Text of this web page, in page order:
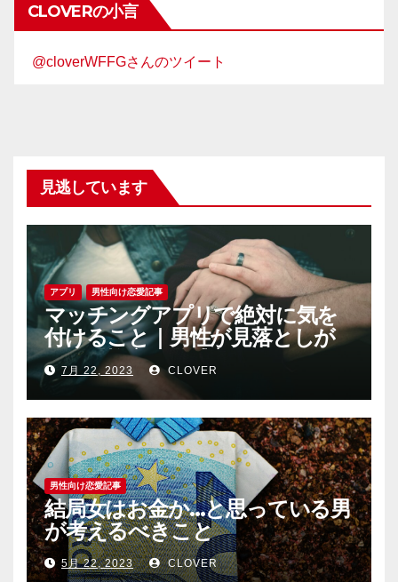
CLOVERの小言
@cloverWFFGさんのツイート
見逃しています
アプリ 男性向け恋愛記事
マッチングアプリで絶対に気を
付けること｜男性が見落としが
ちな恐怖心と警戒心
7月 22, 2023 CLOVER
男性向け恋愛記事
結局女はお金か…と思っている男
が考えるべきこと
5月 22, 2023 CLOVER